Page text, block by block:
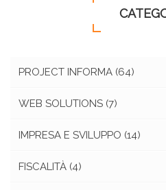
PROJECT INFORMA (64)
WEB SOLUTIONS (7)
IMPRESA E SVILUPPO (14)
FISCALITÀ (4)